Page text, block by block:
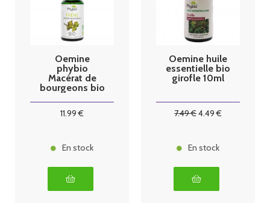
Oemine
phybio
Macérat de
bourgeons bio
11.99 €
En stock
Oemine huile
essentielle bio
girofle 10ml
7.49€4.49 €
En stock